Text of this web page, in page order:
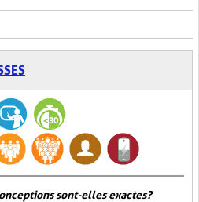
sont-elles exactes ?